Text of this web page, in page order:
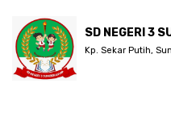
SD NEGERI 3
Kp. Sekar Putih,